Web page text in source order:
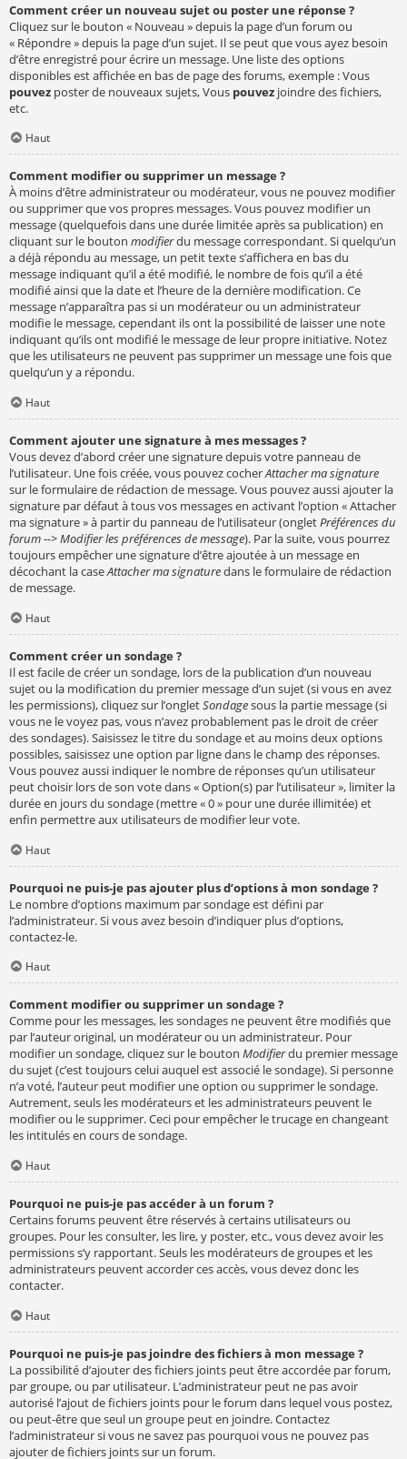
Comment créer un nouveau sujet ou poster une réponse ?
Cliquez sur le bouton « Nouveau » depuis la page d’un forum ou
« Répondre » depuis la page d’un sujet. Il se peut que vous ayez besoin
d’être enregistré pour écrire un message. Une liste des options
disponibles est affichée en bas de page des forums, exemple : Vous
pouvez poster de nouveaux sujets, Vous pouvez joindre des fichiers,
etc.
Haut
Comment modifier ou supprimer un message ?
À moins d’être administrateur ou modérateur, vous ne pouvez modifier
ou supprimer que vos propres messages. Vous pouvez modifier un
message (quelquefois dans une durée limitée après sa publication) en
cliquant sur le bouton modifierdu message correspondant. Si quelqu’un
a déjà répondu au message, un petit texte s’affichera en bas du
message indiquant qu’il a été modifié, le nombre de fois qu’il a été
modifié ainsi que la date et l’heure de la dernière modification. Ce
message n’apparaîtra pas si un modérateur ou un administrateur
modifie le message, cependant ils ont la possibilité de laisser une note
indiquant qu’ils ont modifié le message de leur propre initiative. Notez
que les utilisateurs ne peuvent pas supprimer un message une fois que
quelqu’un y a répondu.
Haut
Comment ajouter une signature à mes messages ?
Vous devez d’abord créer une signature depuis votre panneau de
l’utilisateur. Une fois créée, vous pouvez cocherAttacher ma signature
sur le formulaire de rédaction de message. Vous pouvez aussi ajouter la
signature par défaut à tous vos messages en activant l’option « Attacher
ma signature » à partir du panneau de l’utilisateur (ongletPréférences du
forum --> Modifier les préférences de message). Par la suite, vous pourrez
toujours empêcher une signature d’être ajoutée à un message en
décochant la caseAttacher ma signaturedans le formulaire de rédaction
de message.
Haut
Comment créer un sondage ?
Il est facile de créer un sondage, lors de la publication d’un nouveau
sujet ou la modification du premier message d’un sujet (si vous en avez
les permissions), cliquez sur l’ongletSondagesous la partie message (si
vous ne le voyez pas, vous n’avez probablement pas le droit de créer
des sondages). Saisissez le titre du sondage et au moins deux options
possibles, saisissez une option par ligne dans le champ des réponses.
Vous pouvez aussi indiquer le nombre de réponses qu’un utilisateur
peut choisir lors de son vote dans « Option(s) par l’utilisateur », limiter la
durée en jours du sondage (mettre « 0 » pour une durée illimitée) et
enfin permettre aux utilisateurs de modifier leur vote.
Haut
Pourquoi ne puis-je pas ajouter plus d’options à mon sondage ?
Le nombre d’options maximum par sondage est défini par
l’administrateur. Si vous avez besoin d’indiquer plus d’options,
contactez-le.
Haut
Comment modifier ou supprimer un sondage ?
Comme pour les messages, les sondages ne peuvent être modifiés que
par l’auteur original, un modérateur ou un administrateur. Pour
modifier un sondage, cliquez sur le bouton Modifierdu premier message
du sujet (c’est toujours celui auquel est associé le sondage). Si personne
n’a voté, l’auteur peut modifier une option ou supprimer le sondage.
Autrement, seuls les modérateurs et les administrateurs peuvent le
modifier ou le supprimer. Ceci pour empêcher le trucage en changeant
les intitulés en cours de sondage.
Haut
Pourquoi ne puis-je pas accéder à un forum ?
Certains forums peuvent être réservés à certains utilisateurs ou
groupes. Pour les consulter, les lire, y poster, etc., vous devez avoir les
permissions s’y rapportant. Seuls les modérateurs de groupes et les
administrateurs peuvent accorder ces accès, vous devez donc les
contacter.
Haut
Pourquoi ne puis-je pas joindre des fichiers à mon message ?
La possibilité d’ajouter des fichiers joints peut être accordée par forum,
par groupe, ou par utilisateur. L’administrateur peut ne pas avoir
autorisé l’ajout de fichiers joints pour le forum dans lequel vous postez,
ou peut-être que seul un groupe peut en joindre. Contactez
l’administrateur si vous ne savez pas pourquoi vous ne pouvez pas
ajouter de fichiers joints sur un forum.